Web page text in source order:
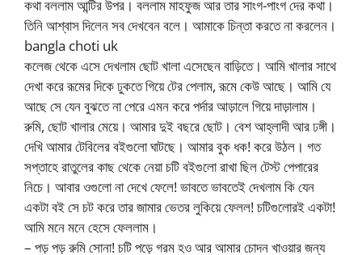
কথা বললাম আন্টির উপর। বললাম মাহফুজ আর তার সাংগ-পাংগ দের কথা।
তিনি আশ্বাস দিলেন সব দেখবেন বলে। আমাকে চিন্তা করতে না করলেন।
bangla choti uk
কলেজ থেকে এসে দেখলাম ছোট খালা এসেছেন বাড়িতে। আমি খালার সাথে
দেখা করে রূমের দিকে ঢুকতে গিয়ে টের পেলাম, রূমে কেউ আছে। আমি যে
আছে সে যেন বুঝতে না পেরে এমন করে পর্দার আড়ালে গিয়ে দাড়ালাম।
রুমি, ছোট খালার মেয়ে। আমার দুই বছরে ছোট। বেশ আহ্লাদী আর ঢঙ্গী।
দেখি আমার টেবিলের বইগুলো ঘাটছে। আমার বুক ধক! করে উঠল। গত
সপ্তাহে রাতুলের কাছ থেকে নেয়া চটি বইগুলো রাখা ছিল টেস্ট পেপারের
নিচে। আবার ওগুলো না দেখে ফেলে! ভাবতে ভাবতেই দেখলাম কি যেন
একটা বই সে চট করে তার জামার ভেতর লুকিয়ে ফেলল! চটিগুলোরই একটা!
আমি মনে মনে হেসে ফেললাম।
– পড় পড় রুমি সোনা! চটি পড়ে গরম হও আর আমার চোদন খাওয়ার জন্য